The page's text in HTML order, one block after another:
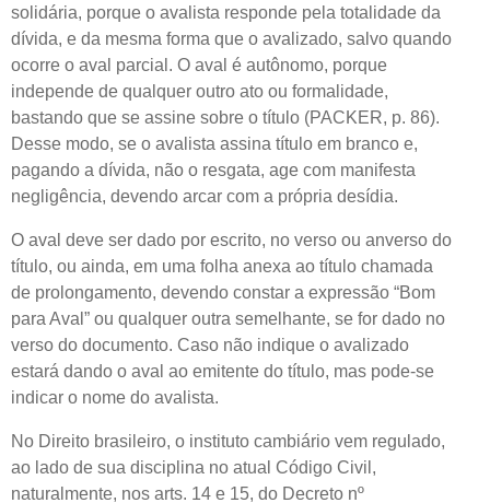
solidária, porque o avalista responde pela totalidade da
dívida, e da mesma forma que o avalizado, salvo quando
ocorre o aval parcial. O aval é autônomo, porque
independe de qualquer outro ato ou formalidade,
bastando que se assine sobre o título (PACKER, p. 86).
Desse modo, se o avalista assina título em branco e,
pagando a dívida, não o resgata, age com manifesta
negligência, devendo arcar com a própria desídia.
O aval deve ser dado por escrito, no verso ou anverso do
título, ou ainda, em uma folha anexa ao título chamada
de prolongamento, devendo constar a expressão “Bom
para Aval” ou qualquer outra semelhante, se for dado no
verso do documento. Caso não indique o avalizado
estará dando o aval ao emitente do título, mas pode-se
indicar o nome do avalista.
No Direito brasileiro, o instituto cambiário vem regulado,
ao lado de sua disciplina no atual Código Civil,
naturalmente, nos arts. 14 e 15, do Decreto nº